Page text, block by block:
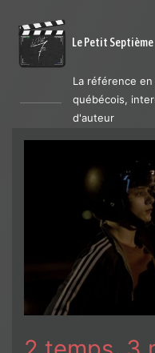
Le Petit Septième
La référence en
québécois,
d'auteur